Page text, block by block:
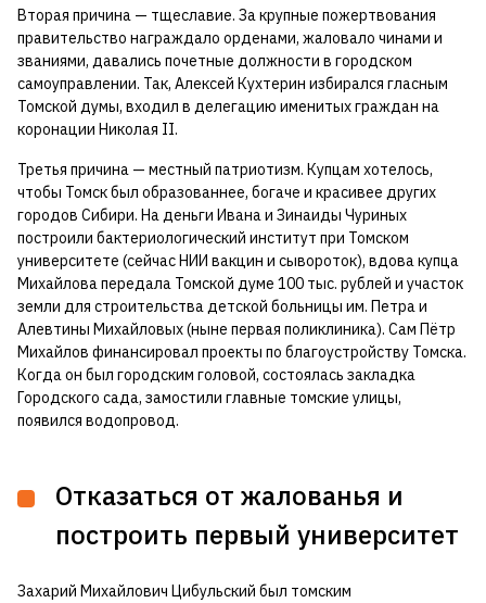
Вторая причина — тщеславие. За крупные пожертвования
правительство награждало орденами, жаловало чинами и
званиями, давались почетные должности в городском
самоуправлении. Так, Алексей Кухтерин избирался гласным
Томской думы, входил в делегацию именитых граждан на
коронации Николая II.
Третья причина — местный патриотизм. Купцам хотелось,
чтобы Томск был образованнее, богаче и красивее других
городов Сибири. На деньги Ивана и Зинаиды Чуриных
построили бактериологический институт при Томском
университете (сейчас НИИ вакцин и сывороток), вдова купца
Михайлова передала Томской думе 100 тыс. рублей и участок
земли для строительства детской больницы им. Петра и
Алевтины Михайловых (ныне первая поликлиника). Сам Пётр
Михайлов финансировал проекты по благоустройству Томска.
Когда он был городским головой, состоялась закладка
Городского сада, замостили главные томские улицы,
появился водопровод.
Отказаться от жалованья и
построить первый университет
Захарий Михайлович Цибульский был томским